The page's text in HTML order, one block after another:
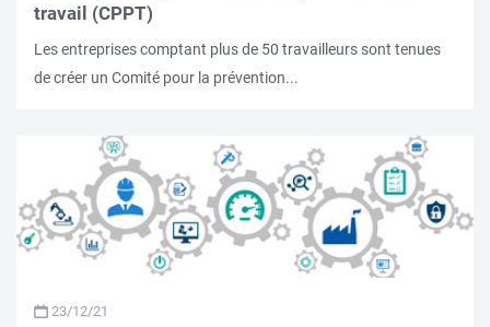
travail (CPPT)
Les entreprises comptant plus de 50 travailleurs sont tenues
de créer un Comité pour la prévention...
23/12/21